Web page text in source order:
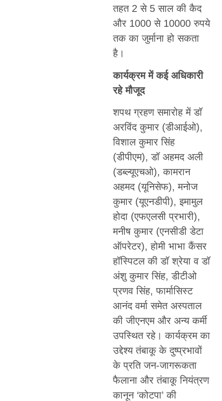
तहत 2 से 5 साल की कैद
और 1000 से 10000 रुपये
तक का जुर्माना हो सकता
है।
कार्यक्रम में कई अधिकारी
रहे मौजूद
शपथ ग्रहण समारोह में डॉ
अरविंद कुमार (डीआईओ),
विशाल कुमार सिंह
(डीपीएम), डॉ अहमद अली
(डब्ल्यूएचओ), कामरान
अहमद (यूनिसेफ), मनोज
कुमार (यूएनडीपी), इमामुल
होदा (एफएलसी प्रभारी),
मनीष कुमार (एनसीडी डेटा
ऑपरेटर), होमी भाभा कैंसर
हॉस्पिटल की डॉ श्रेया व डॉ
अंशु कुमार सिंह, डीटीओ
प्रणव सिंह, फार्मासिस्ट
आनंद वर्मा समेत अस्पताल
की जीएनएम और अन्य कर्मी
उपस्थित रहे। कार्यक्रम का
उद्देश्य तंबाकू के दुष्प्रभावों
के प्रति जन-जागरूकता
फैलाना और तंबाकू नियंत्रण
कानून ‘कोटपा’ की